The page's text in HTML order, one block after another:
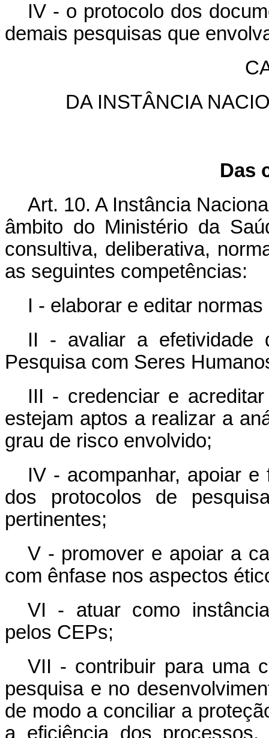
IV - o protocolo dos
demais pesquisas que
DA INSTÂNCIA
Das
Art. 10. A Instância
âmbito do Ministério da
consultiva, deliberativa,
as seguintes competências:
I - elaborar e editar
II - avaliar a efetividade
Pesquisa com Seres
III - credenciar e
estejam aptos a realizar a
grau de risco envolvido;
IV - acompanhar, apoiar
dos protocolos de
pertinentes;
V - promover e apoiar a
com ênfase nos aspectos
VI - atuar como
pelos CEPs;
VII - contribuir para uma
pesquisa e no
de modo a conciliar a
a eficiência dos